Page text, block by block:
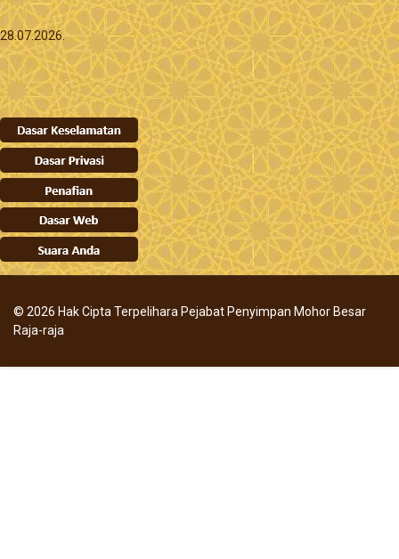
28.07.2026.
© 2026 Hak Cipta Terpelihara Pejabat Penyimpan Mohor Besar
Raja-raja